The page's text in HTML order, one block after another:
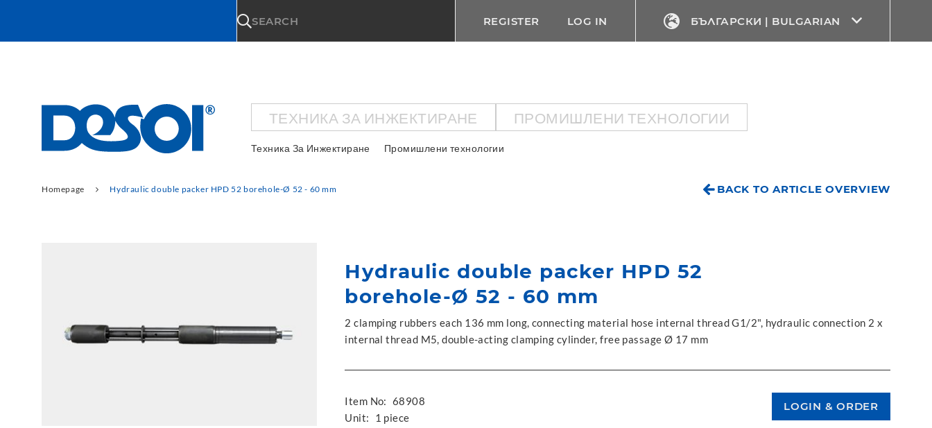
SEARCH REGISTER LOG IN БЪЛГАРСКИ | BULGARIAN
ТЕХНИКА ЗА ИНЖЕКТИРАНЕ ПРОМИШЛЕНИ ТЕХНОЛОГИИ
Техника За Инжектиране Промишлени технологии
BACK TO ARTICLE OVERVIEW
Homepage Hydraulic double packer HPD 52 borehole-Ø 52 - 60 mm
Hydraulic double packer HPD 52
borehole-Ø 52 - 60 mm
2 clamping rubbers each 136 mm long, connecting material hose internal thread G1/2", hydraulic connection 2 x
internal thread M5, double-acting clamping cylinder, free passage Ø 17 mm
Item No: 68908
Unit:
1 piece